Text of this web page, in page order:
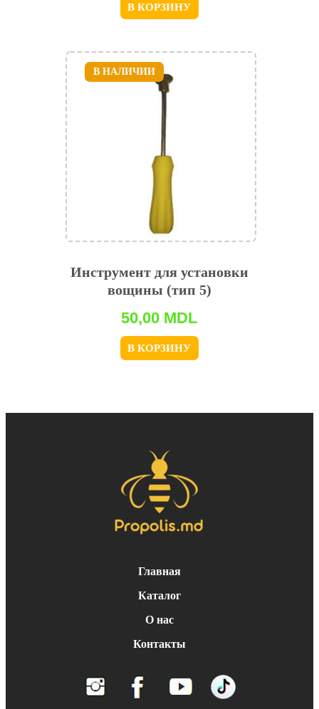
В КОРЗИНУ
Инструмент для установки
вощины (тип 5)
50,00 MDL
В КОРЗИНУ
В НАЛИЧИИ
Главная
Каталог
О нас
Контакты